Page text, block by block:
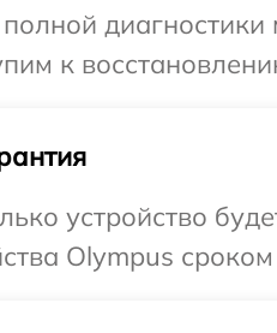
к
устройство
Olympus